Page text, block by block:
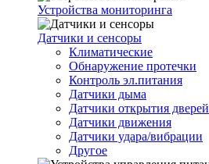
Устройства мониторинга
Датчики и сенсоры
Климатические
Обнаружение протечки
Контроль эл.питания
Датчики дыма
Датчики открытия дверей
Датчики движения
Датчики удара/вибрации
Другое